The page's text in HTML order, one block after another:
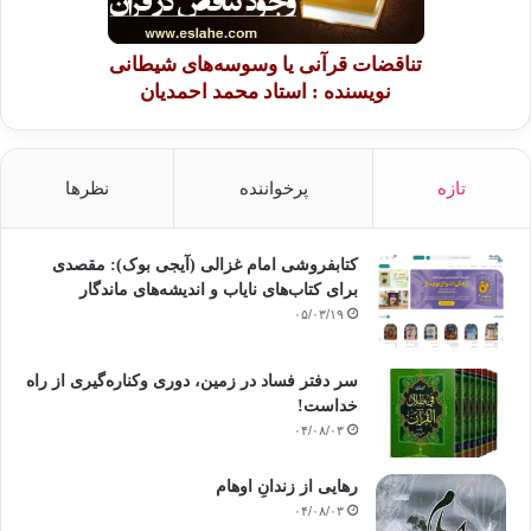
وجدير بالملاحظة كذلك
أن هذا المقطع القرآني يتحدث عن أفراد موصوفين بالإيمان، فبدأ بقوله تعالى
الْمُؤْمِنِينَ}، وذلك أن الإيمان هو من أهم أسباب النصر الذي ننشده، وقد تكرر
لَنَنصُرُ رُسُلَنَا وَالَّذِينَ آمَنُوا فِي الْحَيَاةِ الدُّنْيَا وَيَوْمَ
يَقُومُ الأَشْهَادُ (51)} (غافر) وقوله تعالى:{وَكَانَ حَقًّا عَلَيْنَا نَصْرُ
الْمُؤْمِنِينَ} (الروم:من الآية 47) ولا عجب فإن الإيمان يُثمر ثبات القلب،
ورباطة الجأش، والاستخفاف بالموت، واليقين في وعد الله بالتأييد والنصر في
الدنيا،
وبالمثوبة والرضوان في الآخرة.
إن هذا الإيمان هو الذي جعل عمير بن الحمام- رضي
منهن،
وذلك حين ندبهم النبي- صلى الله عليه وسلم- إلى القتال في بدر بقوله “قوموا
تناقضات قرآنی یا وسوسه‌های شیطانی
نویسنده : استاد محمد احمدیان
تازه پرخواننده نظرها
کتابفروشی امام غزالی (آیجی بوک): مقصدی
برای کتاب‌های نایاب و اندیشه‌های ماندگار
۰۵/۰۳/۱۹
سر دفتر فساد در زمین‌، دوری وکناره‌گیری از راه
خداست‌!
۰۴/۰۸/۰۳
رهایی از زندانِ اوهام
۰۴/۰۸/۰۳